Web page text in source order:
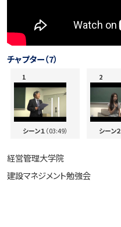
チャプター（7）
シーン１ （03:49） シーン２
経営管理大学院
建設マネジメント勉強会